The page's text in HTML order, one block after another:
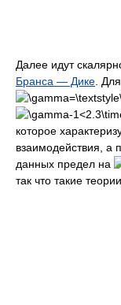
Далее идут
Бранса — Дике .
которое
взаимодействия, а
данных предел на
так что такие